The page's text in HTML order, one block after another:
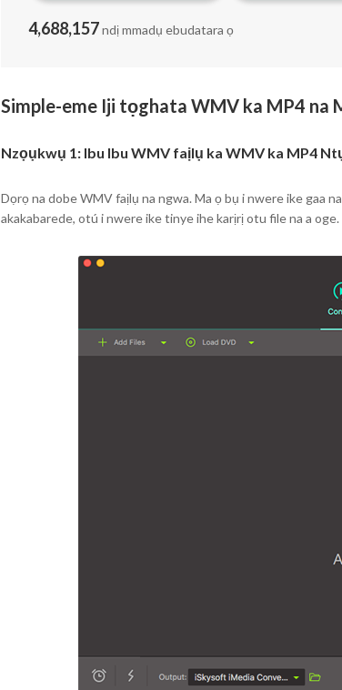
4,688,157ndị mmadụ ebudatara ọ
Simple-eme Iji tọghata WMV ka MP4 na
Nzọụkwụ 1: Ibu Ibu WMV faịlụ ka WMV ka MP4
Dọrọ na dobe WMV faịlụ na ngwa. Ma ọ bụ i nwere ike gaa
akakabarede, otú i nwere ike tinye ihe karịrị otu file na a oge.